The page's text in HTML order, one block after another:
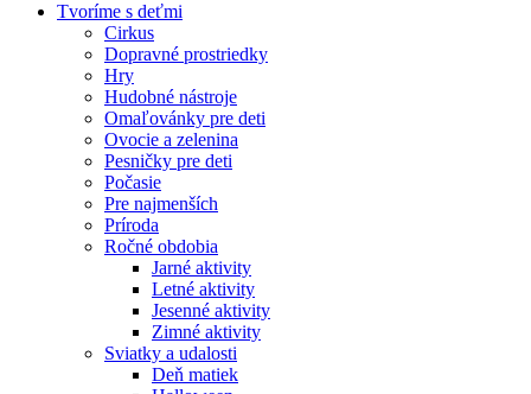
Tvoríme s deťmi
Cirkus
Dopravné prostriedky
Hry
Hudobné nástroje
Omaľovánky pre deti
Ovocie a zelenina
Pesničky pre deti
Počasie
Pre najmenších
Príroda
Ročné obdobia
Jarné aktivity
Letné aktivity
Jesenné aktivity
Zimné aktivity
Sviatky a udalosti
Deň matiek